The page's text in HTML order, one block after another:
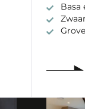
Basa